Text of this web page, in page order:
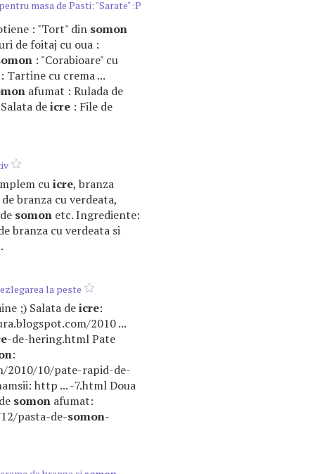
masa de Pasti: "Sarate" :P
: "Tort" din somon
de foitaj cu oua :
: "Corabioare" cu
Tartine cu crema ...
afumat : Rulada de
deicre : File de
cuicre, branza
branza cu verdeata,
somon etc. Ingrediente:
branza cu verdeata si
la peste
;) Salata deicre:
2010 ...
-de-hering.html Pate
:
2010/10/pate-rapid-de-
http ... -7.html Doua
somon afumat:
pasta-de-somon-